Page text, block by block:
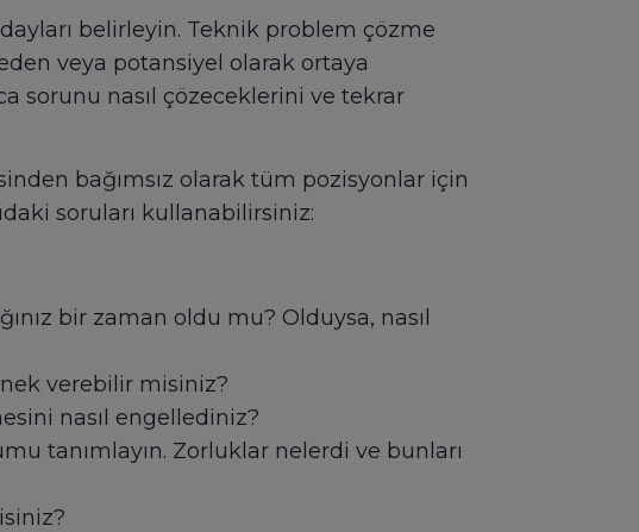
belirleyin. Teknik problem çözme
veya potansiyel olarak ortaya
sorunu nasıl çözeceklerini ve tekrar
bağımsız olarak tüm pozisyonlar için
soruları kullanabilirsiniz:
bir zaman oldu mu? Olduysa, nasıl
verebilir misiniz?
nasıl engellediniz?
tanımlayın. Zorluklar nelerdi ve bunları